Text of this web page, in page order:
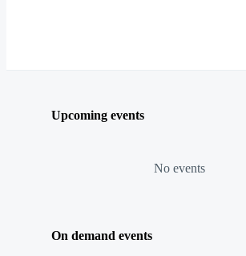
Upcoming events
No events
On demand events